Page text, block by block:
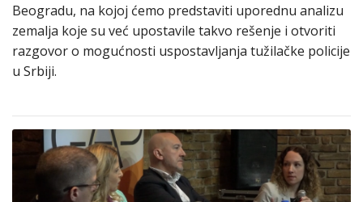
Beogradu, na kojoj ćemo predstaviti uporednu analizu
zemalja koje su već upostavile takvo rešenje i otvoriti
razgovor o mogućnosti uspostavljanja tužilačke policije
u Srbiji.